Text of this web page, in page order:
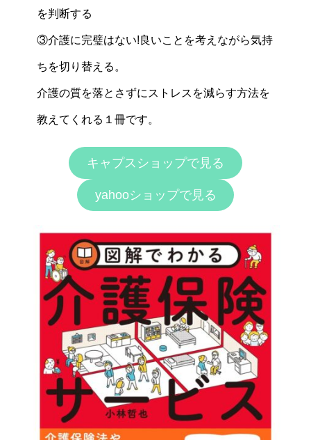
を判断する
③介護に完璧はない!良いことを考えながら気持
ちを切り替える。
介護の質を落とさずにストレスを減らす方法を
教えてくれる１冊です。
キャプスショップで見る
yahooショップで見る